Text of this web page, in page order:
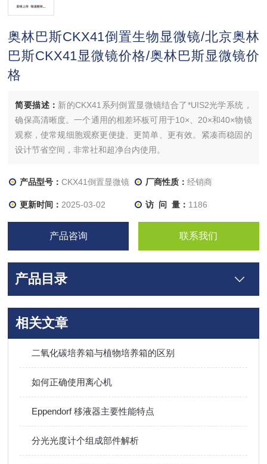
奥林巴斯CKX41倒置生物显微镜/北京奥林
巴斯CKX41显微镜价格/奥林巴斯显微镜价
格
简要描述： 新的CKX41系列倒置显微镜结合了*UIS2光学系统，
确保高清晰度。一个通用的相差环板可用于10×、20×和40×物镜
观察，使常规细胞观察更便捷、更简单、更有效。紧凑而稳固的
设计节省空间，非常社和超净台内使用。
产品型号：CKX41倒置显微镜 厂商性质： 经销商
更新时间： 2025-03-02 访 问 量： 1186
产品咨询 联系我们
产品目录
相关文章
二氧化碳培养箱与植物培养箱的区别
如何正确使用离心机
Eppendorf 移液器主要性能特点
分光光度计个组成部件解析